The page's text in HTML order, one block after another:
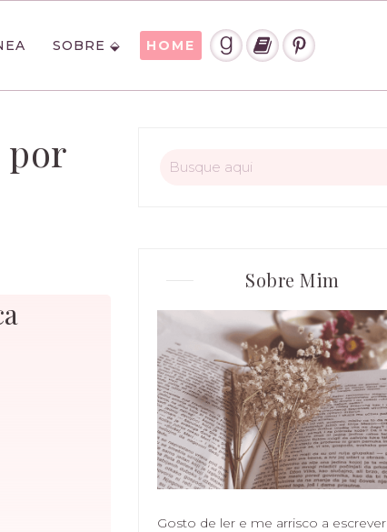
SOBRE HOME
por
Sobre Mim
Gosto de ler e me arrisco a escrever